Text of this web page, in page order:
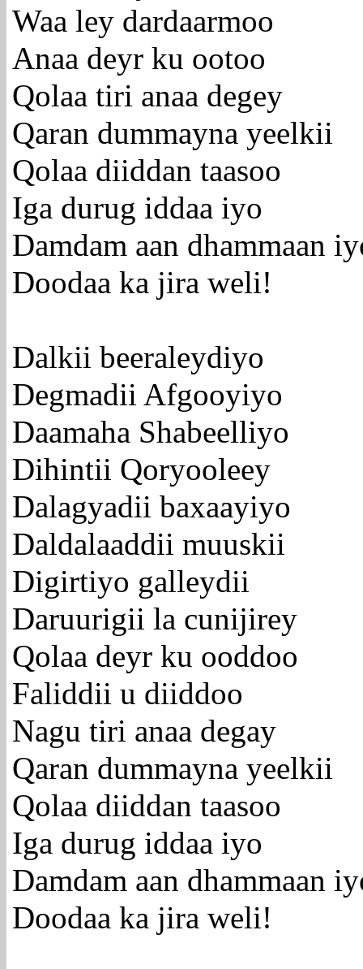
Waa ley dardaarmoo
Anaa deyr ku ootoo
Qolaa tiri anaa degey
Qaran dummayna yeelkii
Qolaa diiddan taasoo
Iga durug iddaa iyo
Damdam aan dhammaan
Doodaa ka jira weli!
Dalkii beeraleydiyo
Degmadii Afgooyiyo
Daamaha Shabeelliyo
Dihintii Qoryooleey
Dalagyadii baxaayiyo
Daldalaaddii muuskii
Digirtiyo galleydii
Daruurigii la cunijirey
Qolaa deyr ku ooddoo
Faliddii u diiddoo
Nagu tiri anaa degay
Qaran dummayna yeelkii
Qolaa diiddan taasoo
Iga durug iddaa iyo
Damdam aan dhammaan
Doodaa ka jira weli!